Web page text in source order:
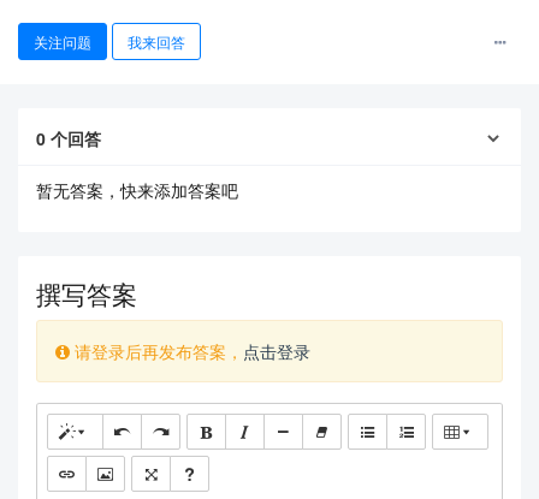
关注问题 我来回答
0 个回答
暂无答案，快来添加答案吧
撰写答案
请登录后再发布答案， 点击登录